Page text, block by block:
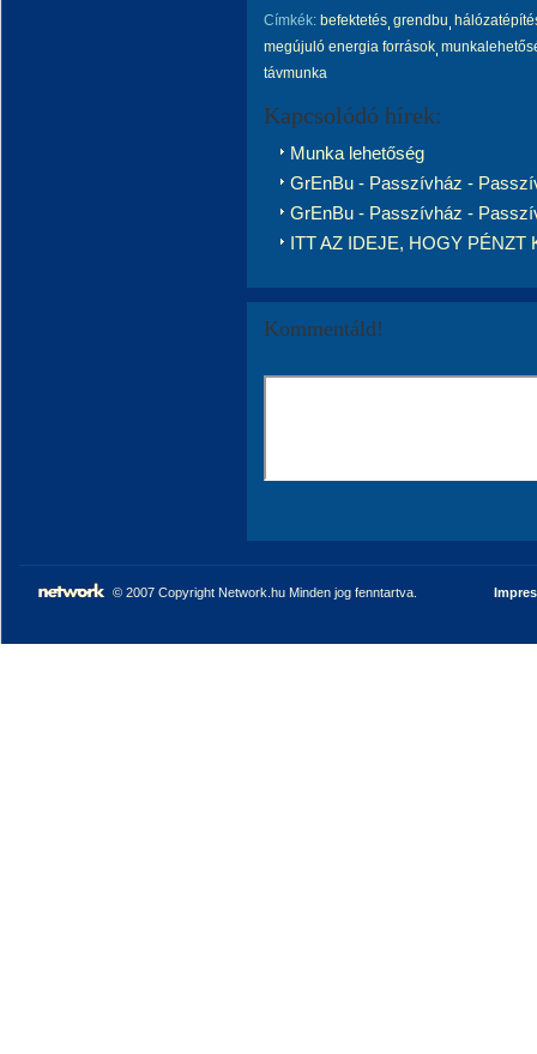
Címkék: befektetés grendbu
megújuló energia források
távmunka
Kapcsolódó hírek:
Munka lehetőség
GrEnBu - Passzívház -
GrEnBu - Passzívház -
ITT AZ IDEJE, HOGY PÉNZT
Kommentáld!
© 2007 Copyright Network.hu Minden jog fenntartva.